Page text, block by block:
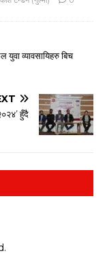
व्यावसायिहरु बिच
हुँदै